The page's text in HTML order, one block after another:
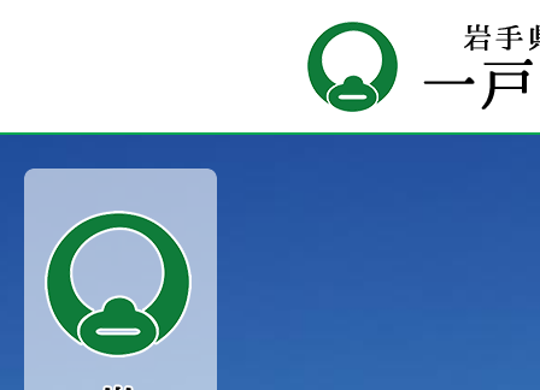
岩
手